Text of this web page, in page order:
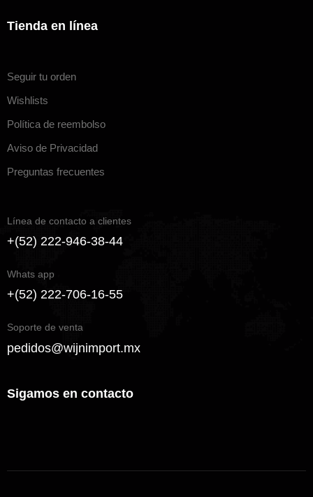
Tienda en línea
Seguir tu orden
Wishlists
Política de reembolso
Aviso de Privacidad
Preguntas frecuentes
Línea de contacto a clientes
+(52) 222-946-38-44
Whats app
+(52) 222-706-16-55
Soporte de venta
pedidos@wijnimport.mx
Sigamos en contacto